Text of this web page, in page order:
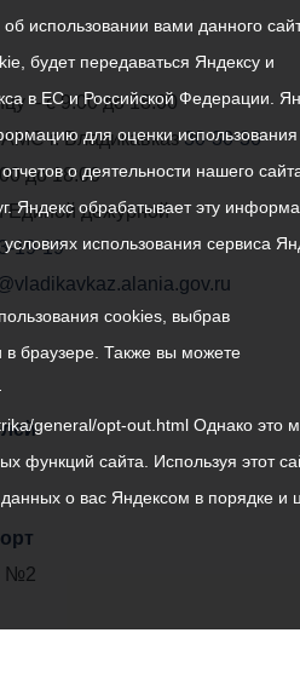
– с 9.00 до 18.00
АМС г. Владикавказ30-30-30
до 18:00
Единой дежурной
19-19
№2
использовании вами данного
будет передаваться Яндексу и
в ЕС и Российской Федерации.
для оценки
о деятельности нашего
Яндекс обрабатывает эту
использования сервиса
cookies, выбрав
в браузере. Также вы можете
general/opt-out.html Однако это
функций сайта. Используя этот
о вас Яндексом в порядке и